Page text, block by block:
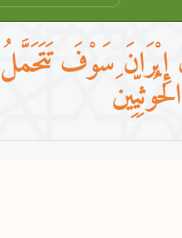
سَوْفَ تَتَحَمَّلُ